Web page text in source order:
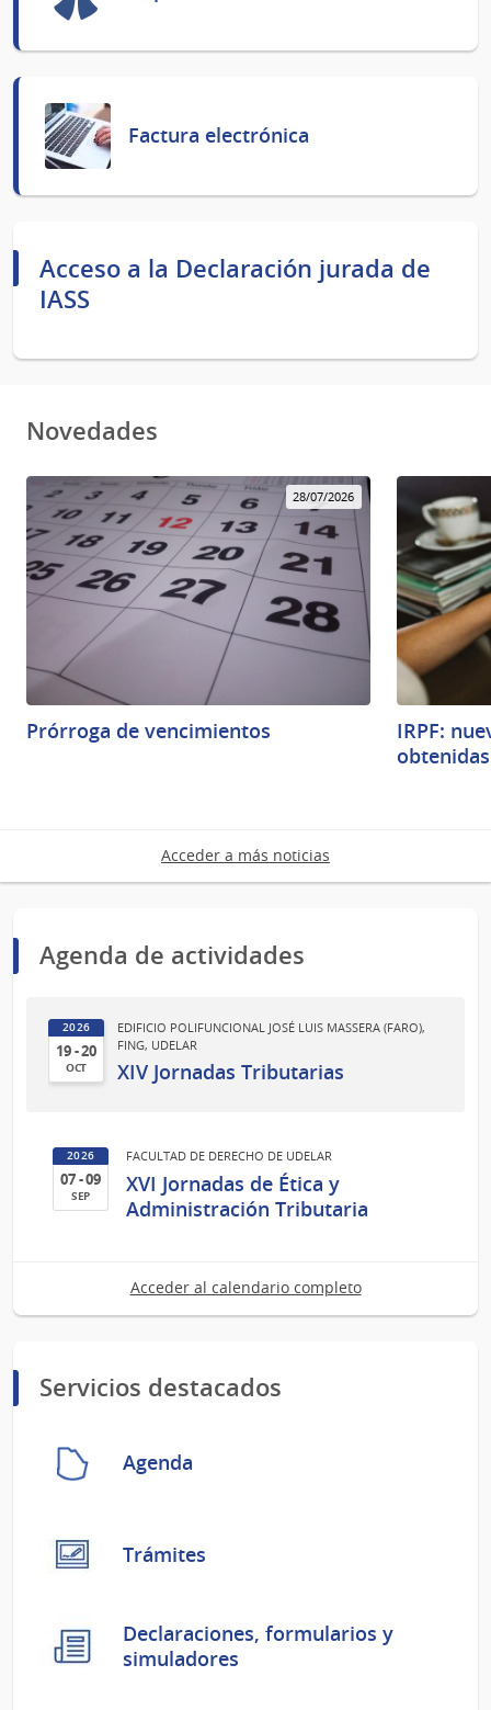
Factura electrónica
Acceso a la Declaración jurada de
IASS
Novedades
28/07/2026
Prórroga de vencimientos
IRPF:
Acceder a más noticias
Agenda de actividades
2026
19 - 20
OCT
20
de
Oct
EDIFICIO POLIFUNCIONAL JOSÉ LUIS MASSERA (FARO),
FING, UDELAR
XIV Jornadas Tributarias
2026
07 - 09
SEP
2026
FACULTAD DE DERECHO DE UDELAR
XVI Jornadas de Ética y
Administración Tributaria
Acceder al calendario completo
Servicios destacados
Agenda
Trámites
Declaraciones, formularios y
simuladores